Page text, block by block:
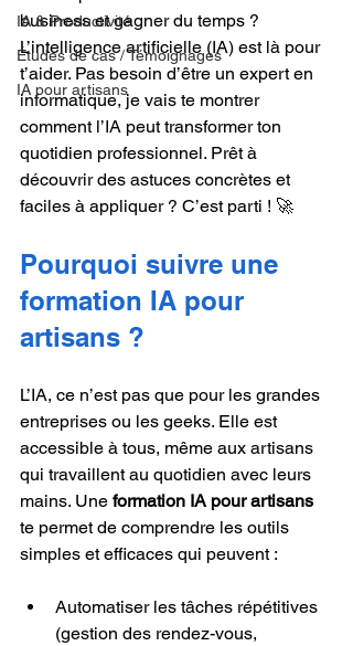
IA & Productivité
Études de cas / Témoignages
IA pour artisans
business et gagner du temps ?
L’intelligence artificielle (IA) est là pour
t’aider. Pas besoin d’être un expert en
informatique, je vais te montrer
comment l’IA peut transformer ton
quotidien professionnel. Prêt à
découvrir des astuces concrètes et
faciles à appliquer ? C’est parti ! 🚀
Pourquoi suivre une
formation IA pour
artisans ?
L’IA, ce n’est pas que pour les grandes
entreprises ou les geeks. Elle est
accessible à tous, même aux artisans
qui travaillent au quotidien avec leurs
mains. Une formation IA pour artisans
te permet de comprendre les outils
simples et efficaces qui peuvent :
Automatiser les tâches répétitives
(gestion des rendez-vous,